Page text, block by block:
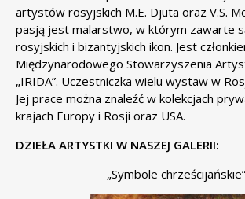
n
t
e
n
t
artystów rosyjskich M.E. Djuta oraz V.S.
pasją jest malarstwo, w którym zawarte
rosyjskich i bizantyjskich ikon. Jest
Międzynarodowego Stowarzyszenia
„IRIDA”. Uczestniczka wielu wystaw w
Jej prace można znaleźć w kolekcjach
krajach Europy i Rosji oraz USA.
DZIEŁA ARTYSTKI W NASZEJ GALERII:
„Symbole chrześcijańskie”